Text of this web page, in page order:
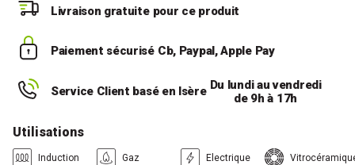
Livraison gratuite pour ce produit
Paiement sécurisé Cb, Paypal, Apple Pay
Service Client basé en Isère Du lundi au vendredi
de 9h à 17h
Utilisations
Induction Gaz Electrique